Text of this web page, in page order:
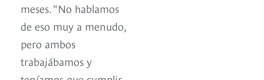
meses. “No hablamos
de eso muy a menudo,
pero ambos
trabajábamos y